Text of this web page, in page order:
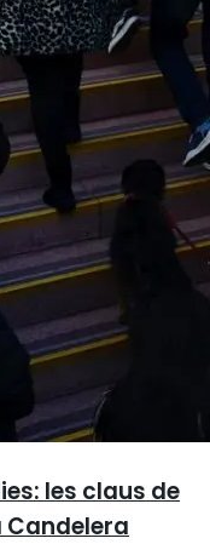
les claus de
Candelera